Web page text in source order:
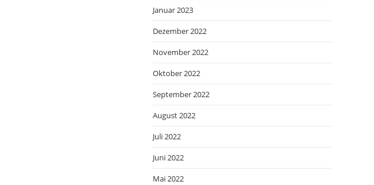
Januar 2023
Dezember 2022
November 2022
Oktober 2022
September 2022
August 2022
Juli 2022
Juni 2022
Mai 2022